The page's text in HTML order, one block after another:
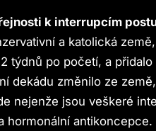
k interrupcím
a katolická
týdnů po početí, a přidalo
dekádu změnilo ze
nejenže jsou veškeré
hormonální antikoncepce.